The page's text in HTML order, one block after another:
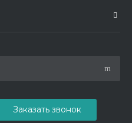
Заказать звонок